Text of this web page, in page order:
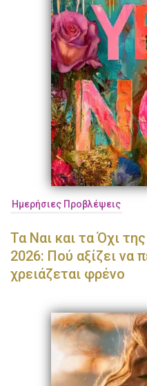
Ημερήσιες Προβλέψεις
Τα Ναι και τα Όχι
2026: Πού αξίζει να
χρειάζεται φρένο